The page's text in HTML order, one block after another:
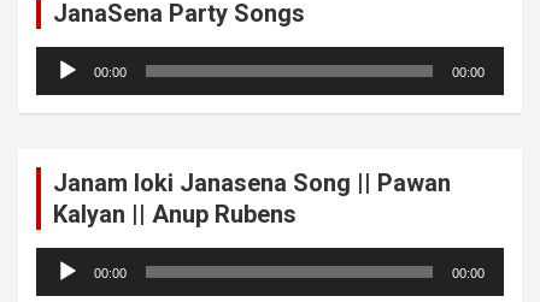
JanaSena Party Songs
Audio
Player
00:00 00:00
Janam loki Janasena Song || Pawan
Kalyan || Anup Rubens
Audio
Player
00:00 00:00